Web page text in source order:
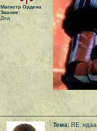
Магистр Ордена
Звание:
Дед
Тема: RE: